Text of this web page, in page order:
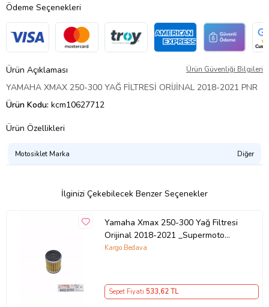
Ödeme Seçenekleri
Ürün Açıklaması Ürün Güvenliği Bilgileri
YAMAHA XMAX 250-300 YAĞ FİLTRESİ ORİJİNAL 2018-2021 PNR
Ürün Kodu: kcm10627712
Ürün Özellikleri
Motosiklet Marka Diğer
İlginizi Çekebilecek Benzer Seçenekler
Yamaha Xmax 250-300 Yağ Filtresi
Orijinal 2018-2021 _Supermoto
(Renksiz)
Kargo Bedava
Sepet Fiyatı 533,62 TL